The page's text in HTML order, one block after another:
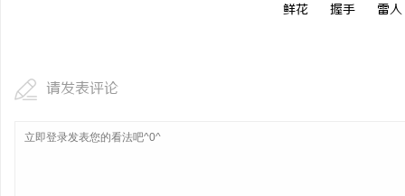
鲜花 握手 雷人
请发表评论